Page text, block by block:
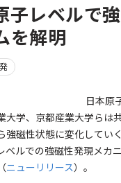
子レベルで
を解明
日本原
大学、京都産業大学らは
強磁性状態に変化してい
ベルでの強磁性発現メカ
ニューリリース）。